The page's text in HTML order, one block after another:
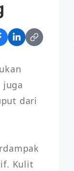
juga
dari
Kulit